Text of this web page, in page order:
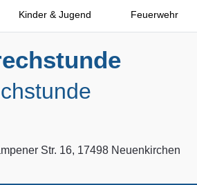
Kinder & Jugend Feuerwehr
Str. 16, 17498 Neuenkirchen